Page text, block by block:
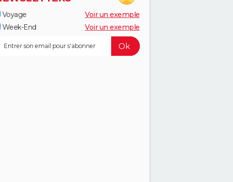
Voyage
Voir un exemple
Week-End
Voir un exemple